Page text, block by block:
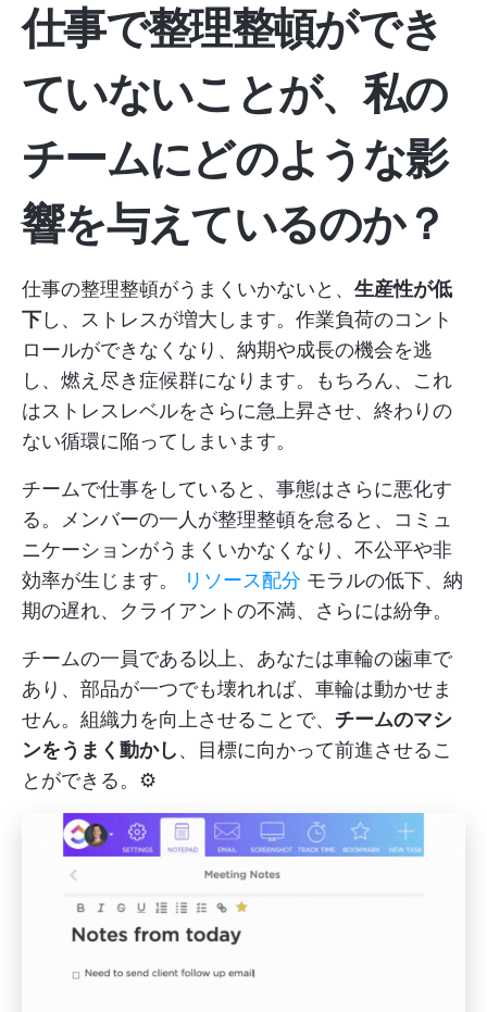
仕事で整理整頓ができ
ていないことが、私の
チームにどのような影
響を与えているのか？
仕事の整理整頓がうまくいかないと、 生産性が低
下し、ストレスが増大します。作業負荷のコント
ロールができなくなり、納期や成長の機会を逃
し、燃え尽き症候群になります。もちろん、これ
はストレスレベルをさらに急上昇させ、終わりの
ない循環に陥ってしまいます。
チームで仕事をしていると、事態はさらに悪化す
る。メンバーの一人が整理整頓を怠ると、コミュ
ニケーションがうまくいかなくなり、不公平や非
効率が生じます。
リソース配分 モラルの低下、納
期の遅れ、クライアントの不満、さらには紛争。
チームの一員である以上、あなたは車輪の歯車で
あり、部品が一つでも壊れれば、車輪は動かせま
せん。組織力を向上させることで、 チームのマシ
ンをうまく動かし、目標に向かって前進させるこ
とができる。⚙️